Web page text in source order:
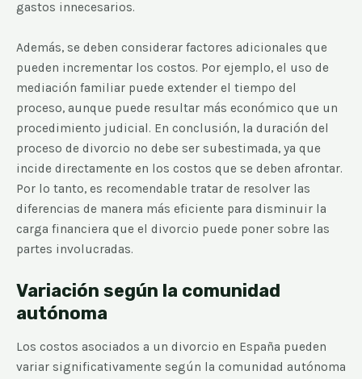
gastos innecesarios.
Además, se deben considerar factores adicionales que
pueden incrementar los costos. Por ejemplo, el uso de
mediación familiar puede extender el tiempo del
proceso, aunque puede resultar más económico que un
procedimiento judicial. En conclusión, la duración del
proceso de divorcio no debe ser subestimada, ya que
incide directamente en los costos que se deben afrontar.
Por lo tanto, es recomendable tratar de resolver las
diferencias de manera más eficiente para disminuir la
carga financiera que el divorcio puede poner sobre las
partes involucradas.
Variación según la comunidad
autónoma
Los costos asociados a un divorcio en España pueden
variar significativamente según la comunidad autónoma